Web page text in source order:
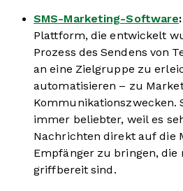
SMS-Marketing-Software:
Plattform, die entwickelt
Prozess des Sendens von
an eine Zielgruppe zu
automatisieren – zu
Kommunikationszwecken.
immer beliebter, weil es
Nachrichten direkt auf die
Empfänger zu bringen,
griffbereit sind.